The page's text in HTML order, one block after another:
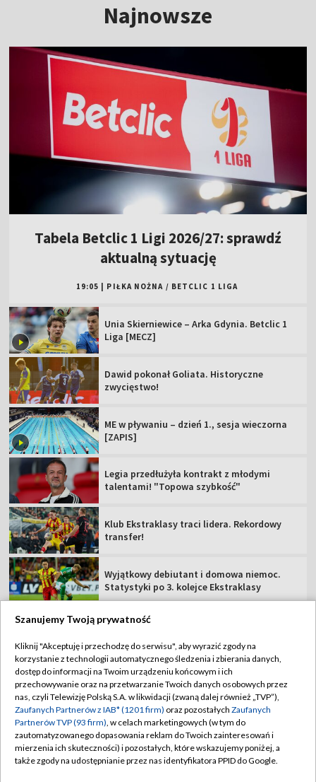
Najnowsze
Tabela Betclic 1 Ligi 2026/27: sprawdź
aktualną sytuację
19:05 PIŁKA NOŻNA / BETCLIC 1 LIGA
Unia Skierniewice – Arka Gdynia. Betclic 1
Liga [MECZ]
Dawid pokonał Goliata. Historyczne
zwycięstwo!
ME w pływaniu – dzień 1., sesja wieczorna
[ZAPIS]
Legia przedłużyła kontrakt z młodymi
talentami! "Topowa szybkość"
Klub Ekstraklasy traci lidera. Rekordowy
transfer!
Wyjątkowy debiutant i domowa niemoc.
Statystyki po 3. kolejce Ekstraklasy
TVP
Abonament TVP
Sklep TVP
Biuro Reklamy
Oferta Handlowa
Regulamin TVP
Polityka prywatności
Moje zgody
Biuro reklamy
Szanujemy Twoją prywatność
Kliknij "Akceptuję i przechodzę do serwisu", aby wyrazić zgody na
korzystanie z technologii automatycznego śledzenia i zbierania danych,
dostęp do informacji na Twoim urządzeniu końcowym i ich
przechowywanie oraz na przetwarzanie Twoich danych osobowych przez
nas, czyli Telewizję Polską S.A. w likwidacji (zwaną dalej również „TVP”),
Zaufanych Partnerów z IAB* (1201 firm) oraz pozostałych Zaufanych
Partnerów TVP (93 firm), w celach marketingowych (w tym do
zautomatyzowanego dopasowania reklam do Twoich zainteresowań i
mierzenia ich skuteczności) i pozostałych, które wskazujemy poniżej, a
także zgody na udostępnianie przez nas identyfikatora PPID do Google.